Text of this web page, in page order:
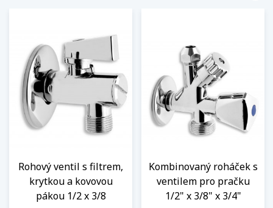
Rohový ventil s filtrem,
krytkou a kovovou
pákou 1/2 x 3/8
Kombinovaný roháček s
ventilem pro pračku
1/2" x 3/8" x 3/4"